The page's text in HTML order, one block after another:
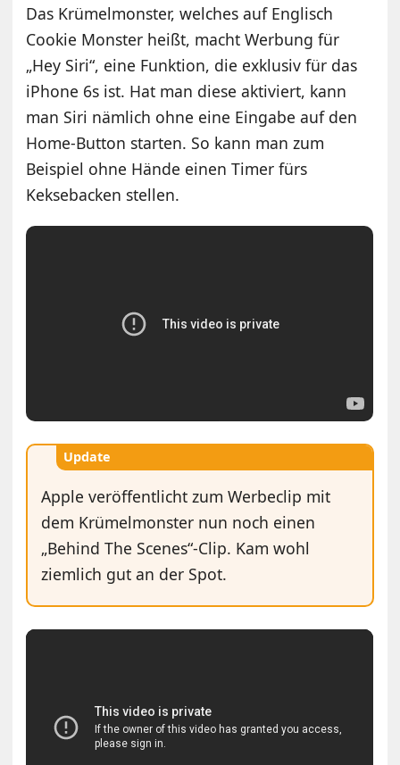
Das Krümelmonster, welches auf Englisch
Cookie Monster heißt, macht Werbung für
„Hey Siri“, eine Funktion, die exklusiv für das
iPhone 6s ist. Hat man diese aktiviert, kann
man Siri nämlich ohne eine Eingabe auf den
Home-Button starten. So kann man zum
Beispiel ohne Hände einen Timer fürs
Keksebacken stellen.
Update
Apple veröffentlicht zum Werbeclip mit
dem Krümelmonster nun noch einen
„Behind The Scenes“-Clip. Kam wohl
ziemlich gut an der Spot.